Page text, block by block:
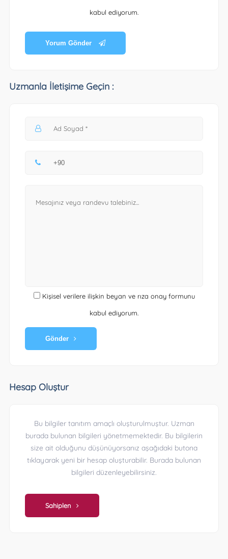
kabul ediyorum.
Yorum Gönder
Uzmanla İletişime Geçin :
Kişisel verilere ilişkin beyan ve rıza onay formunu
kabul ediyorum.
Gönder
Hesap Oluştur
Bu bilgiler tanıtım amaçlı oluşturulmuştur. Uzman
burada bulunan bilgileri yönetmemektedir. Bu bilgilerin
size ait olduğunu düşünüyorsanız aşağıdaki butona
tıklayarak yeni bir hesap oluşturabilir. Burada bulunan
bilgileri düzenleyebilirsiniz.
Sahiplen